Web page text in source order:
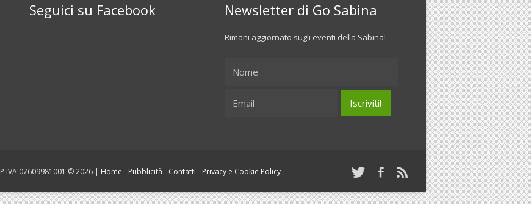
Seguici su Facebook Newsletter di Go Sabina
Rimani aggiornato sugli eventi della Sabina!
P.IVA 07609981001 © 2026 | Home - Pubblicità - Contatti - Privacy e Cookie Policy